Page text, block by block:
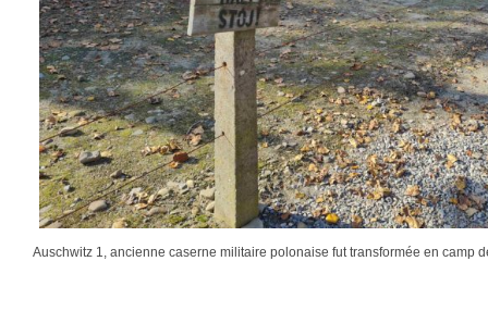
Auschwitz 1, ancienne caserne militaire polonaise fut transformée en camp